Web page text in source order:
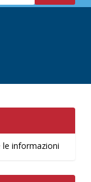
informazioni